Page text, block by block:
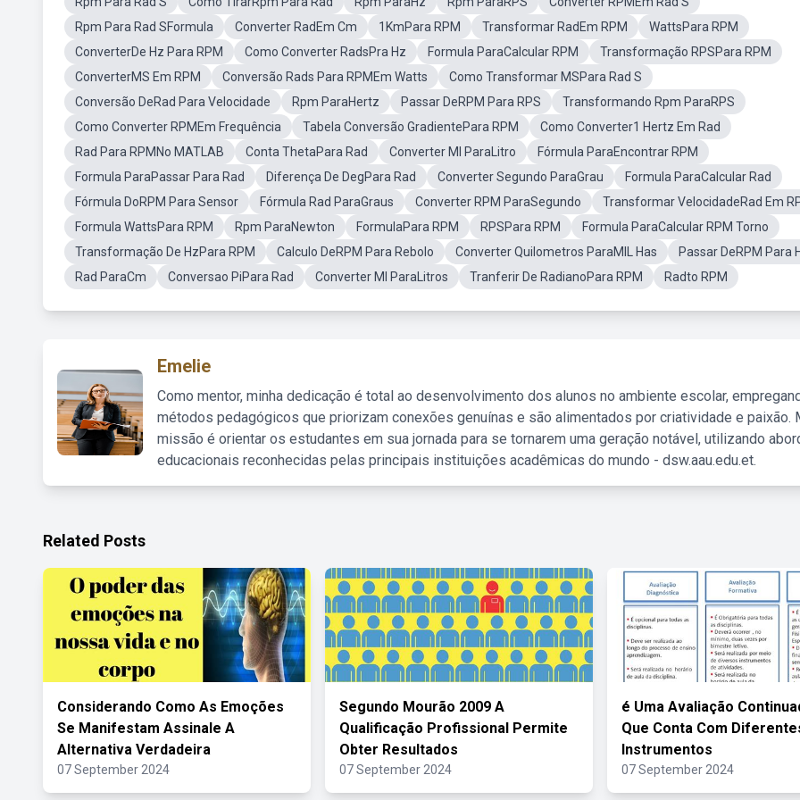
Rpm Para Rad SFormula
Converter RadEm Cm 1KmPara RPM Transformar RadEm RPM
WattsPara RPM
ConverterDe Hz Para RPM
Como Converter RadsPra Hz Formula ParaCalcular RPM
Transformação RPSPara RPM
ConverterMS Em RPM
Conversão Rads Para RPMEm Watts
Como Transformar MSPara Rad S
Conversão DeRad Para Velocidade
Rpm ParaHertz Passar DeRPM Para RPS
Transformando Rpm ParaRPS
Como Converter RPMEm Frequência
Tabela Conversão GradientePara RPM
Como Converter1 Hertz Em Rad
Rad Para RPMNo MATLAB
Conta ThetaPara Rad Converter Ml ParaLitro
Fórmula ParaEncontrar RPM
Formula ParaPassar Para Rad
Diferença De DegPara Rad Converter Segundo ParaGrau
Formula ParaCalcular Rad
Fórmula DoRPM Para Sensor
Fórmula Rad ParaGraus Converter RPM ParaSegundo
Transformar VelocidadeRad Em
Formula WattsPara RPM
Rpm ParaNewton FormulaPara RPM RPSPara RPM
Formula ParaCalcular RPM Torno
Transformação De HzPara RPM
Calculo DeRPM Para Rebolo Converter Quilometros ParaMIL Has
Passar DeRPM Para
Rad ParaCm
Conversao PiPara Rad Converter Ml ParaLitros Tranferir De RadianoPara RPM Radto RPM
Emelie
Como mentor, minha dedicação é total ao desenvolvimento dos alunos no ambiente escolar,
métodos pedagógicos que priorizam conexões genuínas e são alimentados por criatividade e paixão.
missão é orientar os estudantes em sua jornada para se tornarem uma geração notável, utilizando
educacionais reconhecidas pelas principais instituições acadêmicas do mundo - dsw.aau.edu.et.
Related Posts
Considerando Como As Emoções
Se Manifestam Assinale A
Alternativa Verdadeira
07 September 2024
Segundo Mourão 2009 A
Qualificação Profissional Permite
Obter Resultados
07 September 2024
é Uma Avaliação
Que Conta Com
Instrumentos
07 September 2024